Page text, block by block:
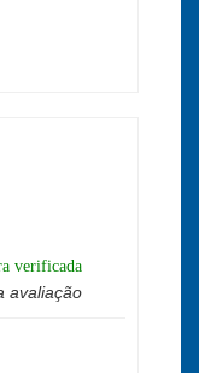
verificada
avaliação